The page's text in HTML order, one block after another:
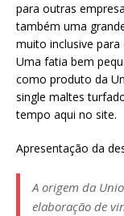
para outras
também uma
muito inclusive para
Uma fatia bem
como produto da
single maltes
tempo aqui no site.
Apresentação da
A origem da
elaboração de